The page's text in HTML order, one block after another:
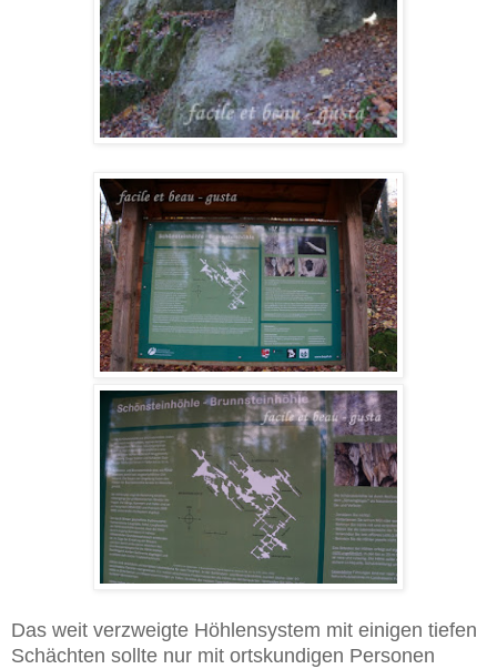
Das weit verzweigte Höhlensystem mit einigen tiefen
Schächten sollte nur mit ortskundigen Personen